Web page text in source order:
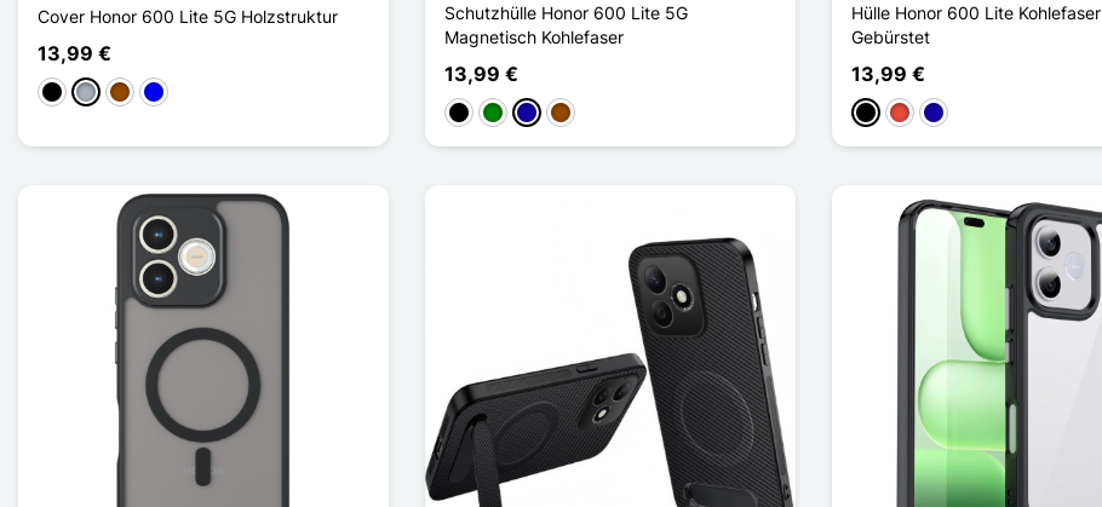
Cover Honor 600 Lite 5G Holzstruktur
13,99 €
Schwarz
GrauBraunBlau
Schutzhülle Honor 600 Lite 5G
Magnetisch Kohlefaser
13,99 €
Schwarz
GrünDunkelblau
Braun
Hülle Honor 600 Lite Kohlefaser
Gebürstet
13,99 €
Schwarz
Rot Dunkelblau